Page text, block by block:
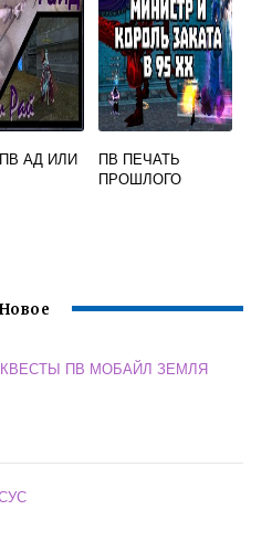
АД ИЛИ
ПВ ПЕЧАТЬ
ПРОШЛОГО
Новое
ПВ МОБАЙЛ ЗЕМЛЯ